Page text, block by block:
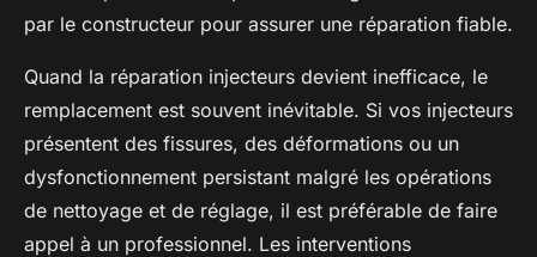
par le constructeur pour assurer une réparation fiable.
Quand la réparation injecteurs devient inefficace, le
remplacement est souvent inévitable. Si vos injecteurs
présentent des fissures, des déformations ou un
dysfonctionnement persistant malgré les opérations
de nettoyage et de réglage, il est préférable de faire
appel à un professionnel. Les interventions